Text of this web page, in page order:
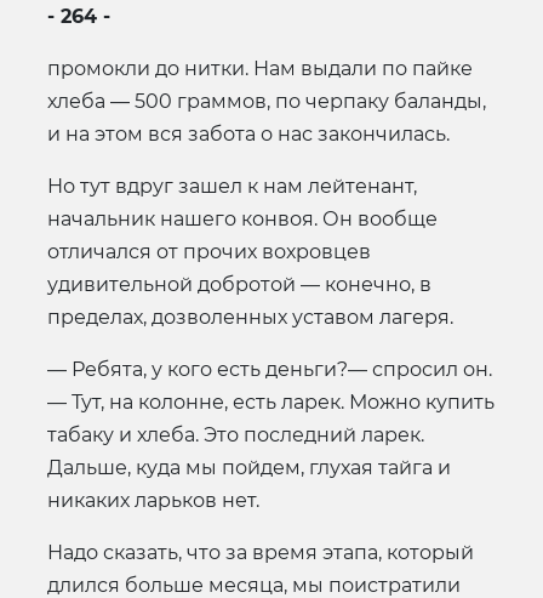
- 264 -
промокли до нитки. Нам выдали по пайке
хлеба — 500 граммов, по черпаку баланды,
и на этом вся забота о нас закончилась.
Но тут вдруг зашел к нам лейтенант,
начальник нашего конвоя. Он вообще
отличался от прочих вохровцев
удивительной добротой — конечно, в
пределах, дозволенных уставом лагеря.
— Ребята, у кого есть деньги?— спросил он.
— Тут, на колонне, есть ларек. Можно купить
табаку и хлеба. Это последний ларек.
Дальше, куда мы пойдем, глухая тайга и
никаких ларьков нет.
Надо сказать, что за время этапа, который
длился больше месяца, мы поистратили